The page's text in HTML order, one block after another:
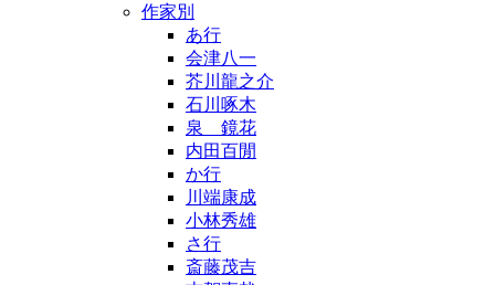
作家別
あ行
会津八一
芥川龍之介
石川啄木
泉 鏡花
内田百閒
か行
川端康成
小林秀雄
さ行
斎藤茂吉